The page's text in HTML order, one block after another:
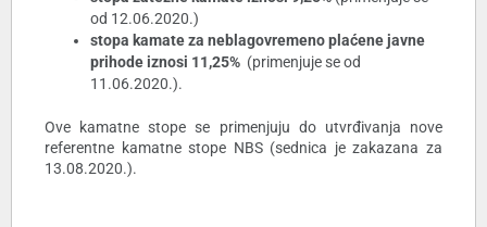
od 12.06.2020.)
stopa kamate za neblagovremeno plaćene javne
prihode iznosi 11,25% (primenjuje se od
11.06.2020.).
Ove kamatne stope se primenjuju do utvrđivanja nove
referentne kamatne stope NBS (sednica je zakazana za
13.08.2020.).